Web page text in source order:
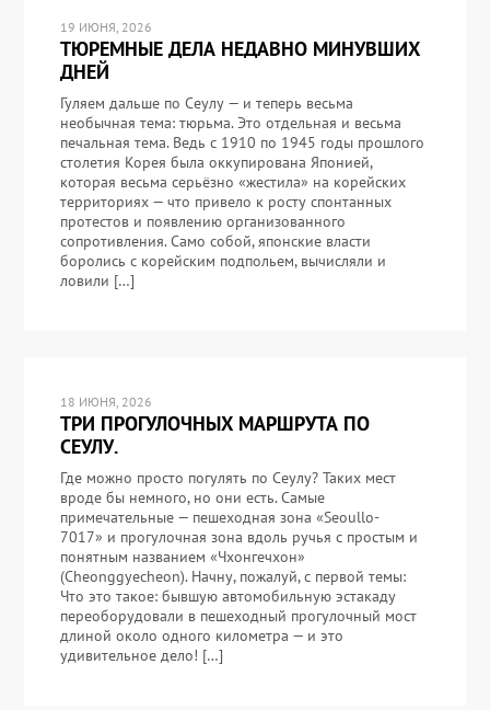
19 ИЮНЯ, 2026
ТЮРЕМНЫЕ ДЕЛА НЕДАВНО МИНУВШИХ
ДНЕЙ
Гуляем дальше по Сеулу — и теперь весьма
необычная тема: тюрьма. Это отдельная и весьма
печальная тема. Ведь с 1910 по 1945 годы прошлого
столетия Корея была оккупирована Японией,
которая весьма серьёзно «жестила» на корейских
территориях — что привело к росту спонтанных
протестов и появлению организованного
сопротивления. Само собой, японские власти
боролись с корейским подпольем, вычисляли и
ловили […]
18 ИЮНЯ, 2026
ТРИ ПРОГУЛОЧНЫХ МАРШРУТА ПО
СЕУЛУ.
Где можно просто погулять по Сеулу? Таких мест
вроде бы немного, но они есть. Самые
примечательные — пешеходная зона «Seoullo-
7017» и прогулочная зона вдоль ручья с простым и
понятным названием «Чхонгечхон»
(Cheonggyecheon). Начну, пожалуй, с первой темы:
Что это такое: бывшую автомобильную эстакаду
переоборудовали в пешеходный прогулочный мост
длиной около одного километра — и это
удивительное дело! […]